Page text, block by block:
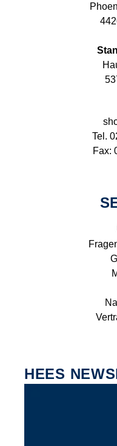
Tel.
Fax:
HEES